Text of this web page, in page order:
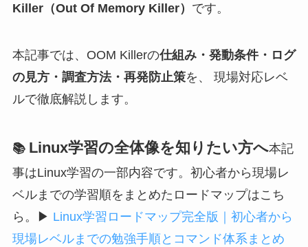
Killer（Out Of Memory Killer） です。
本記事では、OOM Killerの仕組み・発動条件・ログ
の見方・調査方法・再発防止策を、 現場対応レベ
ルで徹底解説します。
📚 Linux学習の全体像を知りたい方へ本記
事はLinux学習の一部内容です。初心者から現場レ
ベルまでの学習順をまとめたロードマップはこち
ら。
▶ Linux学習ロードマップ完全版｜初心者から
現場レベルまでの勉強手順とコマンド体系まとめ